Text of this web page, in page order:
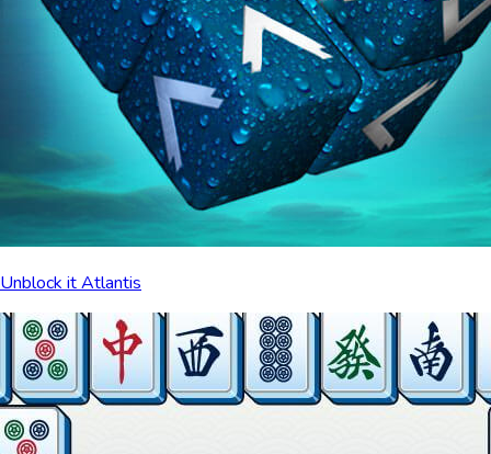
Unblock it Atlantis